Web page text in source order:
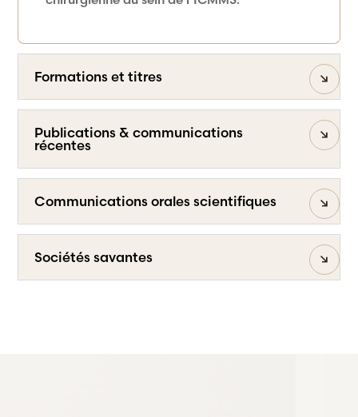
Formations et titres
Publications & communications
récentes
Communications orales scientifiques
Sociétés savantes